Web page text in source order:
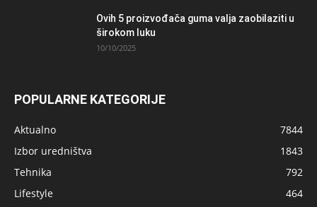
Ovih 5 proizvođača guma valja zaobilaziti u
širokom luku
10/10/2025
POPULARNE KATEGORIJE
Aktualno
7844
Izbor uredništva
1843
Tehnika
792
Lifestyle
464